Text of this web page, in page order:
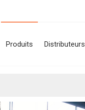
Produits Distributeurs